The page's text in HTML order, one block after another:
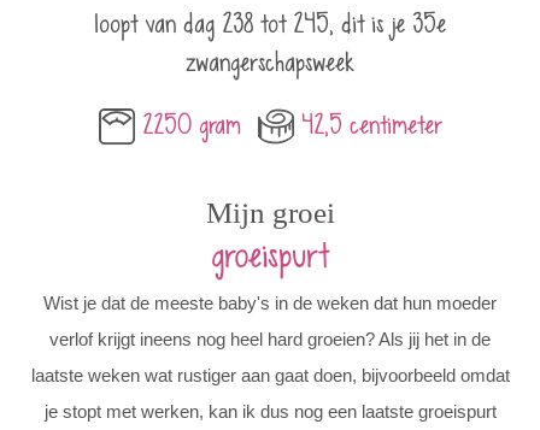
loopt van dag 238 tot 245, dit is je 35e
zwangerschapsweek
2250 gram
42,5 centimeter
Mijn groei
groeispurt
Wist je dat de meeste baby's in de weken dat hun moeder
verlof krijgt ineens nog heel hard groeien? Als jij het in de
laatste weken wat rustiger aan gaat doen, bijvoorbeeld omdat
je stopt met werken, kan ik dus nog een laatste groeispurt